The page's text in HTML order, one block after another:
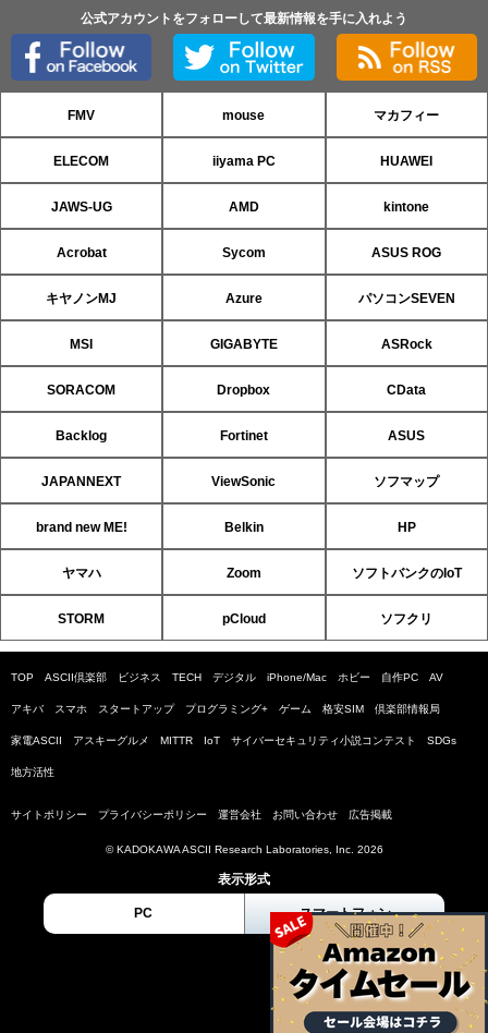
公式アカウントをフォローして最新情報を手に入れよう
FMV mouse マカフィー
ELECOM iiyama PC HUAWEI
JAWS-UG AMD kintone
Acrobat Sycom ASUS ROG
キヤノンMJ Azure パソコンSEVEN
MSI GIGABYTE ASRock
SORACOM Dropbox CData
Backlog Fortinet ASUS
JAPANNEXT ViewSonic ソフマップ
brand new ME! Belkin HP
ヤマハ Zoom ソフトバンクのIoT
STORM pCloud ソフクリ
TOP ASCII倶楽部 ビジネス TECH デジタル iPhone/Mac ホビー 自作PC AV
アキバ スマホ スタートアップ プログラミング+ ゲーム 格安SIM 倶楽部情報局
家電ASCII アスキーグルメ MITTR IoT サイバーセキュリティ小説コンテスト SDGs
地方活性
サイトポリシー プライバシーポリシー 運営会社 お問い合わせ 広告掲載
© KADOKAWA ASCII Research Laboratories, Inc. 2026
表示形式
PC スマートフォン